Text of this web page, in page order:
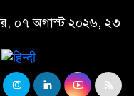
০৭ অগাস্ট ২০২৬, ২৩